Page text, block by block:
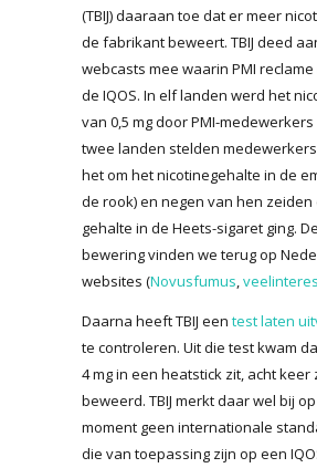
(TBIJ) daaraan toe dat er meer
de fabrikant beweert. TBIJ deed
webcasts mee waarin PMI
de IQOS. In elf landen werd het
van 0,5 mg door PMI-
twee landen stelden
het om het nicotinegehalte in de
de rook) en negen van hen
gehalte in de Heets-sigaret ging.
bewering vinden we terug op
websites (Novusfumus,
Daarna heeft TBIJ een test laten
te controleren. Uit die test kwam
4 mg in een heatstick zit, acht keer
beweerd. TBIJ merkt daar wel bij
moment geen internationale
die van toepassing zijn op een